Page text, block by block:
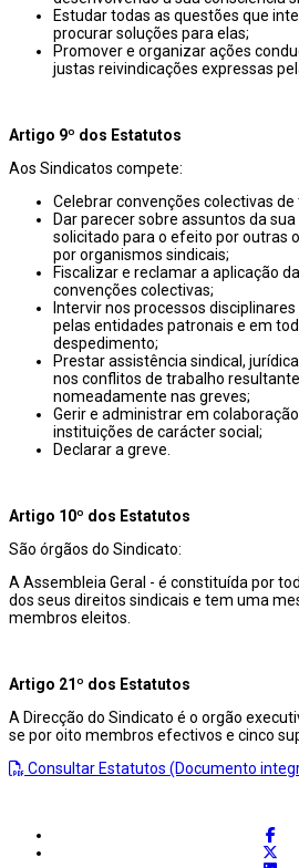
Estudar todas as questões que
procurar soluções para elas;
Promover e organizar ações
justas reivindicações expressas
Artigo 9º dos Estatutos
Aos Sindicatos compete:
Celebrar convenções colectivas de
Dar parecer sobre assuntos da
solicitado para o efeito por outras
por organismos sindicais;
Fiscalizar e reclamar a aplicação
convenções colectivas;
Intervir nos processos
pelas entidades patronais e em
despedimento;
Prestar assistência sindical,
nos conflitos de trabalho
nomeadamente nas greves;
Gerir e administrar em
instituições de carácter social;
Declarar a greve.
Artigo 10º dos Estatutos
São órgãos do Sindicato:
A Assembleia Geral - é constituída por
dos seus direitos sindicais e tem uma
membros eleitos.
Artigo 21º dos Estatutos
A Direcção do Sindicato é o orgão
se por oito membros efectivos e cinco
Consultar Estatutos (Documento